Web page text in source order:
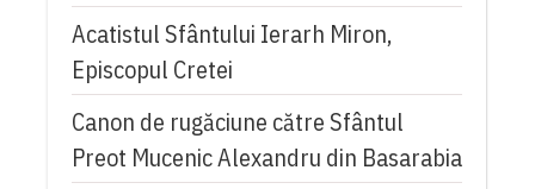
Acatistul Sfântului Ierarh Miron,
Episcopul Cretei
Canon de rugăciune către Sfântul
Preot Mucenic Alexandru din Basarabia